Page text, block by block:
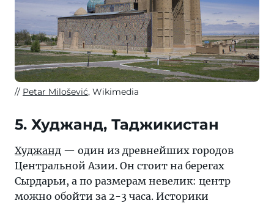
Petar Milošević, Wikimedia
5. Худжанд, Таджикистан
Худжанд — один из древнейших городов
Центральной Азии. Он стоит на берегах
Сырдарьи, а по размерам невелик: центр
можно обойти за 2-3 часа. Историки